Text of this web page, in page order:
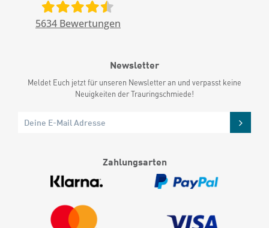
5634 Bewertungen
Newsletter
Meldet Euch jetzt für unseren Newsletter an und verpasst keine
Neuigkeiten der Trauringschmiede!
Zahlungsarten